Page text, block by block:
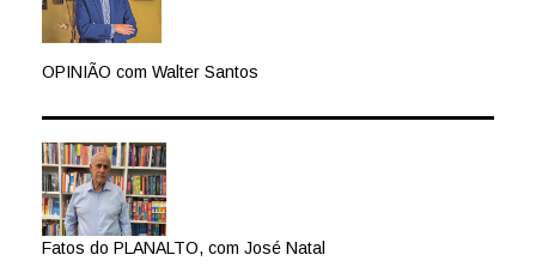
OPINIÃO com Walter Santos
Fatos do PLANALTO, com José Natal